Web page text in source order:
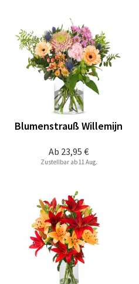
Ab 23,95 €
Blumenstrauß Willemijn
Zustellbar ab 11 Aug.